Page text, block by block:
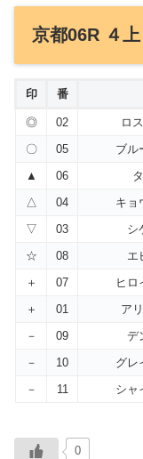
京都06R ４
印 番
◎ 02 ロ
〇
05 ブル
▲
06
△
04 キョ
▽
03 シ
☆
08 エ
＋
07 ヒロ
＋
01 ア
－
09 デ
－
10 グレ
－
11 シャ
0